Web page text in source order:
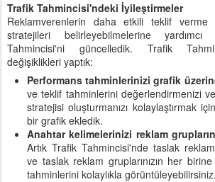
Trafik Tahmincisi'ndeki İyileştirmeler
Reklamverenlerin daha etkili teklif
stratejileri belirleyebilmelerine
Tahmincisi'ni güncelledik. Trafik
değişiklikleri yaptık:
Performans tahminlerinizi grafik
ve teklif tahminlerini değerlendirmenizi
stratejisi oluşturmanızı kolaylaştırmak
bir grafik ekledik.
Anahtar kelimelerinizi reklam
Artık Trafik Tahmincisi'nde taslak
ve taslak reklam gruplarınızın her
tahminlerini kolaylıkla görüntüleyebilirsiniz.